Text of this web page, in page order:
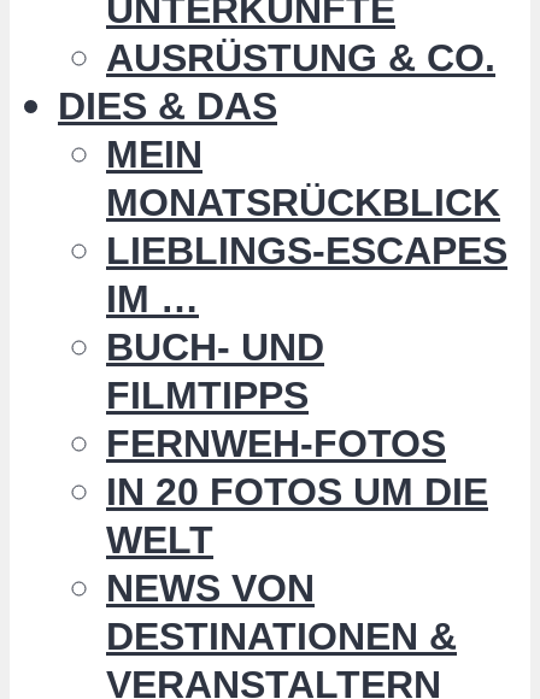
UNTERKÜNFTE
AUSRÜSTUNG & CO.
DIES & DAS
MEIN
MONATSRÜCKBLICK
LIEBLINGS-ESCAPES
IM …
BUCH- UND
FILMTIPPS
FERNWEH-FOTOS
IN 20 FOTOS UM DIE
WELT
NEWS VON
DESTINATIONEN &
VERANSTALTERN